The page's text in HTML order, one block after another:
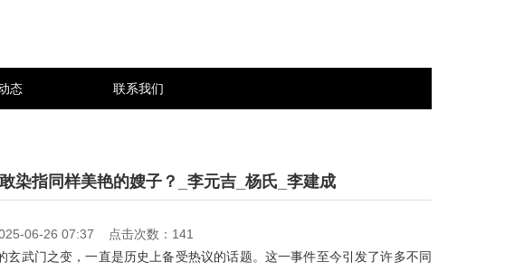
态 联系我们
染指同样美艳的嫂子？_李元吉_杨氏_李建成
06-26 07:37 点击次数：141
武门之变，一直是历史上备受热议的话题。这一事件至今引发了许多不同